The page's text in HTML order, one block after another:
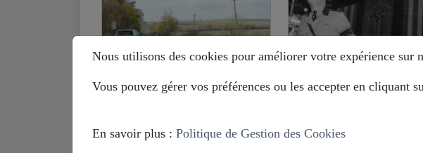
lundi septembre 29, 2025
en Ukraine) : je ne
mardi août 12, 2025
Européistes veulent
Nous utilisons des cookies pour améliorer votre expérience sur
Vous pouvez gérer vos préférences ou les accepter en cliquant
En savoir plus : Politique de Gestion des Cookies